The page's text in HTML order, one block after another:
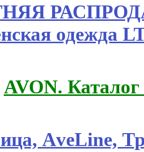
одежда
AVON.
АveLine,